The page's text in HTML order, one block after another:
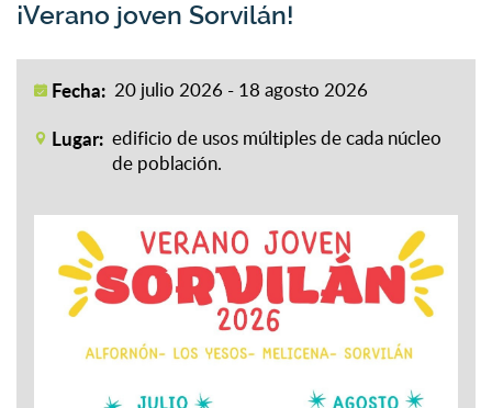
¡Verano joven Sorvilán!
Fecha: 20 julio 2026 - 18 agosto 2026
Lugar: edificio de usos múltiples de cada núcleo
de población.